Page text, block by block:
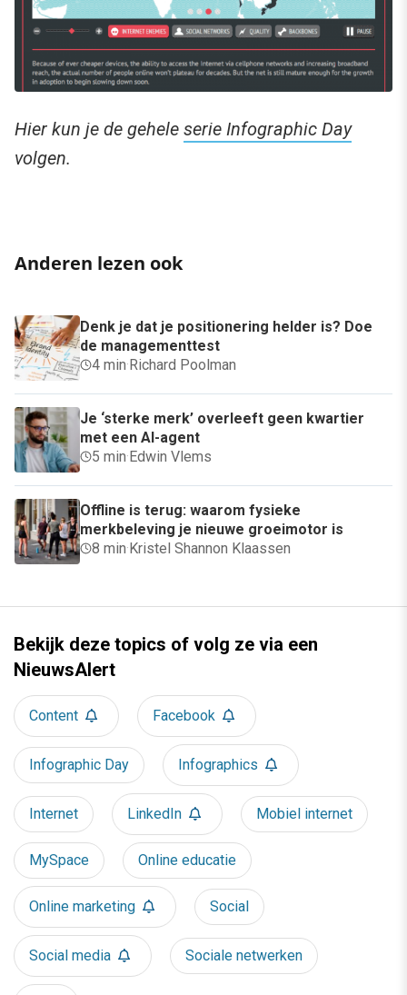
Hier kun je de gehele serie Infographic Day
volgen.
Anderen lezen ook
Denk je dat je positionering helder is? Doe
de managementtest
4 min·Richard Poolman
Je ‘sterke merk’ overleeft geen kwartier
met een AI-agent
5 min·Edwin Vlems
Offline is terug: waarom fysieke
merkbeleving je nieuwe groeimotor is
8 min·Kristel Shannon Klaassen
Bekijk deze topics of volg ze via een
NieuwsAlert
Content Facebook
Infographic Day Infographics
Internet LinkedIn Mobiel internet
MySpace Online educatie
Online marketing Social
Social media Sociale netwerken